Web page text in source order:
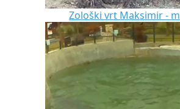
Zološki vrt Maksimir -